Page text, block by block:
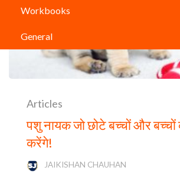
Workbooks
General
Articles
पशु नायक जो छोटे बच्चों और बच्चों
करेंगे!
JAIKISHAN CHAUHAN